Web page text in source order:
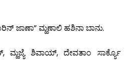
ಜಾಣಾ” ಮ್ಹಣಾಲಿ ಹಶಿನಾ ಬಾನು.
ಮ್ಹಜ್ಯೆ ಶಿವಾಯ್, ದೇವತಾಂ ಸಾರ್ಕ್ಯೊ